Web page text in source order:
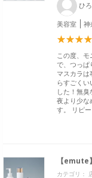
ひ
美容室 神
この度、
で、つっぱ
マスカラ
らすごく
した！無
夜より少な
す。 リピ
【emute
カテゴリ：